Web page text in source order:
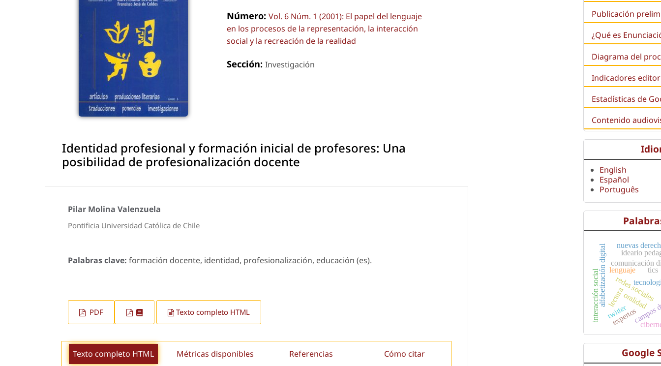
Número: Vol. 6 Núm. 1 (2001): El papel del lenguaje
en los procesos de la representación, la interacción
social y la recreación de la realidad
Sección: Investigación
Identidad profesional y formación inicial de profesores: Una
posibilidad de profesionalización docente
Pilar Molina Valenzuela
Pontificia Universidad Católica de Chile
Palabras clave: formación docente, identidad, profesionalización, educación (es).
PDF Texto completo HTML
Texto completo HTML Métricas disponibles Referencias Cómo citar
Publicación
¿Qué es
Diagrama del
Indicadores
Estadísticas de
Contenido
English
Español
Português
lenguaje
comunicación
alfabetización digital tics
ideario
redes sociales
nuevas
lecturaoralidad
twitter
interacción social expertos
Google